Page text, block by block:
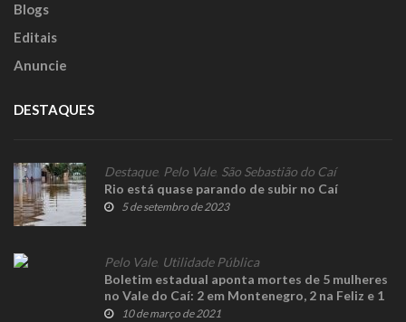
Blogs
Editais
Anuncie
DESTAQUES
Destaque, Pelo Vale, São Sebastião do Caí
Rio está quase parando de subir no Caí
5 de setembro de 2023
Pelo Vale, Utilidade Pública
Boletim estadual aponta mortes de 5 mulheres
no Vale do Caí: 2 em Montenegro, 2 na Feliz e 1
em Bom Princípio
10 de março de 2021